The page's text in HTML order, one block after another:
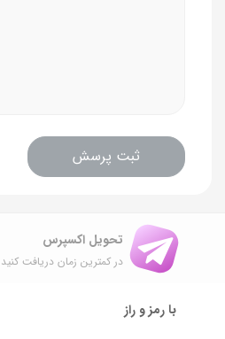
ثبت پرسش
تحویل اکسپرس
در کمترین زمان دریافت کنید
با رمز و راز